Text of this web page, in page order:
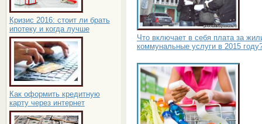
Кризис 2016: стоит ли брать
ипотеку и когда лучше
Как оформить кредитную
карту через интернет
Что включает в себя плата за
коммунальные услуги в 2015